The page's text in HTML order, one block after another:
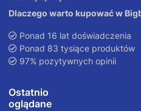
Dlaczego warto kupować w
Ponad 16 lat doświadczenia
Ponad 83 tysiące produktów
97% pozytywnych opinii
Ostatnio
oglądane